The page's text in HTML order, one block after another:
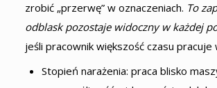
zrobić „przerwę” w oznaczeniach. To
odblask pozostaje widoczny w każdej
jeśli pracownik większość czasu pracuje
Stopień narażenia: praca blisko